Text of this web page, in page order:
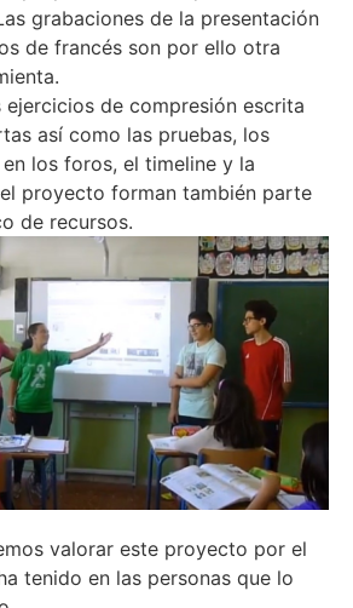
grabaciones de la presentación
de francés son por ello otra
ejercicios de compresión escrita
así como las pruebas, los
los foros, el timeline y la
proyecto forman también parte
de recursos.
valorar este proyecto por el
tenido en las personas que lo